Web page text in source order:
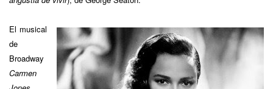
El musical
de
Broadway
Carmen